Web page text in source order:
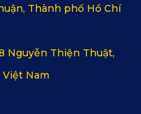
Thành phố Hồ Chí
Nguyễn Thiện Thuật,
Nam